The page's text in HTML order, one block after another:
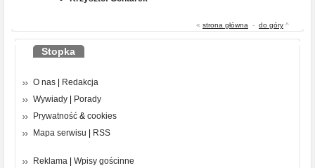
« strona główna - do góry ^
Stopka
O nas
Redakcja
Wywiady
Porady
Prywatność & cookies
Mapa serwisu
RSS
Reklama
Wpisy gościnne